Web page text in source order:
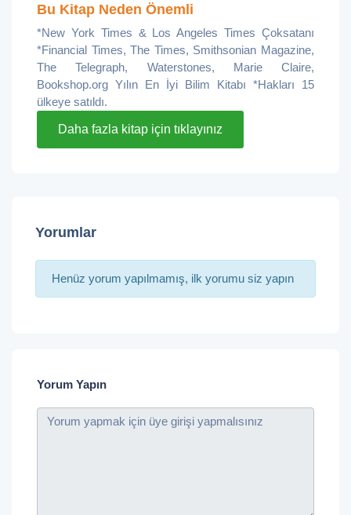
Bu Kitap Neden Önemli
*New York Times & Los Angeles Times Çoksatanı
*Financial Times, The Times, Smithsonian Magazine,
The Telegraph, Waterstones, Marie Claire,
Bookshop.org Yılın En İyi Bilim Kitabı *Hakları 15
ülkeye satıldı.
Daha fazla kitap için tıklayınız
Yorumlar
Henüz yorum yapılmamış, ilk yorumu siz yapın
Yorum Yapın